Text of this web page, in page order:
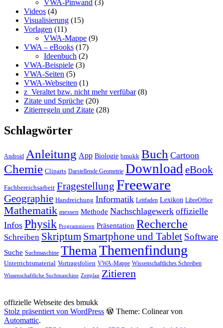
VWA-Pinwand (3)
Videos (4)
Visualisierung (15)
Vorlagen (11)
VWA-Mappe (9)
VWA – eBooks (17)
Ideenbuch (2)
VWA-Beispiele (3)
VWA-Seiten (5)
VWA-Webseiten (1)
z_Veraltet bzw. nicht mehr verfübar(8)
Zitate und Sprüche (20)
Zitierregeln und Zitate (28)
Schlagwörter
Android Anleitung App Biologie bmukk Buch Cartoon
Chemie Cliparts Darstellende Geometrie DownloadeBook
Fachbereichsarbeit Fragestellung Freeware
Geographie Handreichung Informatik Leitfaden Lexikon LibreOffice
Mathematik messen Methode Nachschlagewerk offizielle
Infos Physik Programmieren Präsentation Recherche
Schreiben Skriptum Smartphone und Tablet Software
Suche Suchmaschine ThemaThemenfindung
Unterrichtsmaterial Vortragsfolien VWA-Mappe Wissenschaftliches Schreiben
Wissenschaftliche Suchmaschine Zeitplan Zitieren
offizielle Webseite des bmukk
Stolz präsentiert von WordPress
Theme: Colinear von
Automattic.